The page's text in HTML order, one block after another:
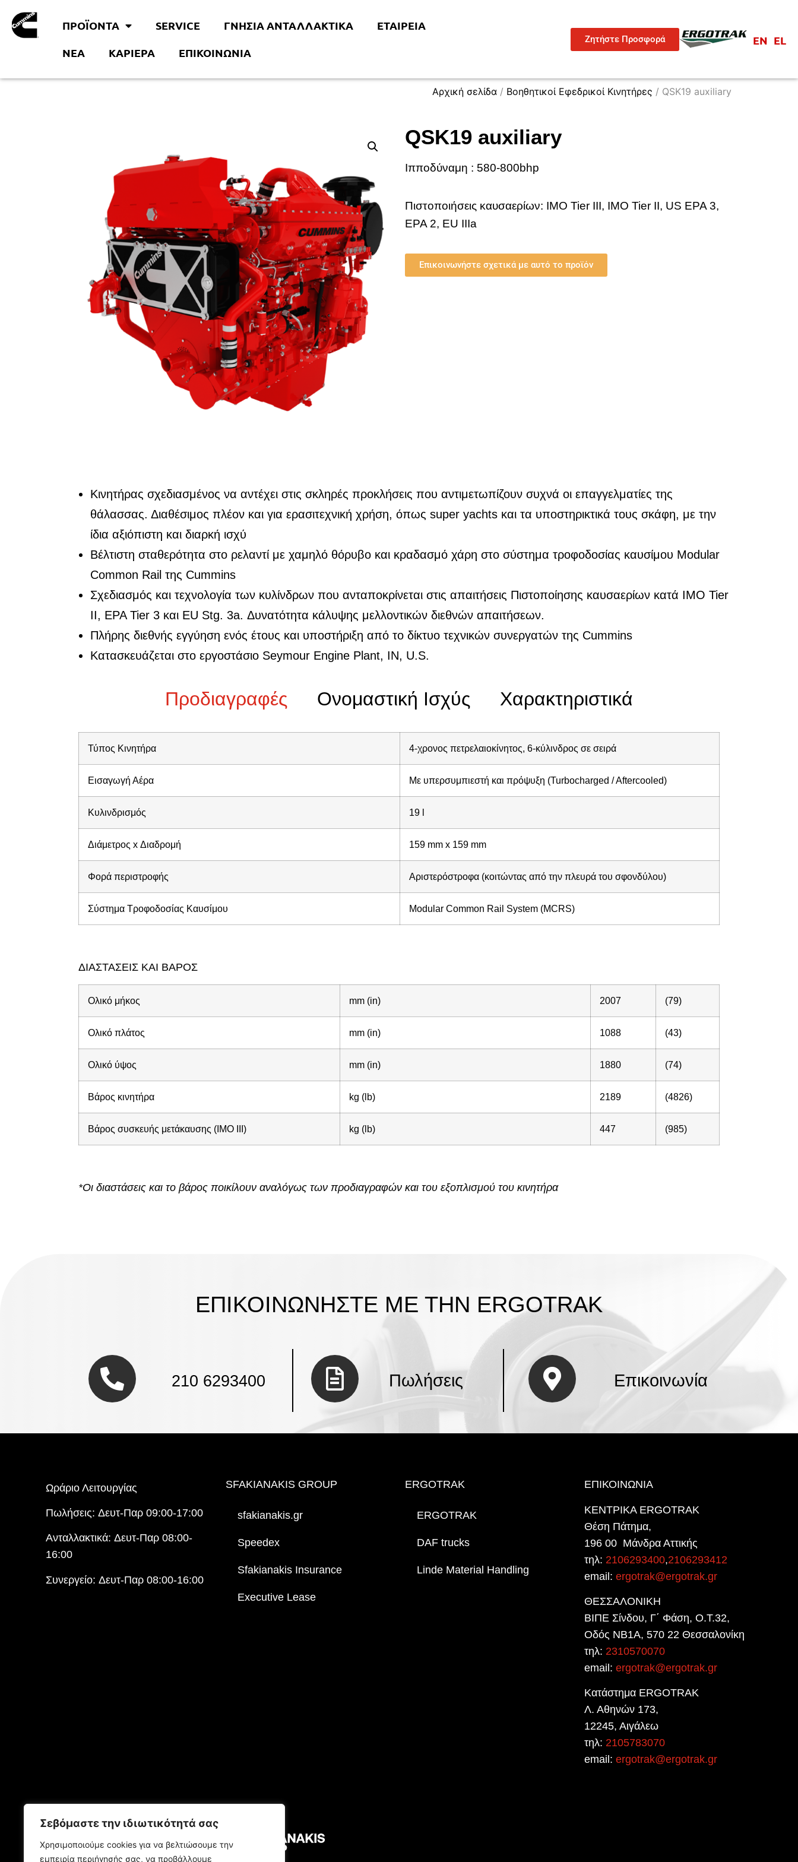
Σεβόμαστε την ιδιωτικότητά σας
Χρησιμοποιούμε cookies για να βελτιώσουμε την
εμπειρία περιήγησής σας, να προβάλλουμε
ΠΡΟΪΟΝΤΑ SERVICE ΓΝΉΣΙΑ ΑΝΤΑΛΛΑΚΤΙΚΆ
ΕΤΑΙΡΕΊΑ
ΝΈΑ
KΑΡΙΈΡΑ ΕΠΙΚΟΙΝΩΝΊΑ
Ζητήστε Προσφορά EN EL
Αρχική σελίδα / Βοηθητικοί Εφεδρικοί Κινητήρες / QSK19 auxiliary
QSK19 auxiliary
Ιπποδύναμη : 580-800bhp
Πιστοποιήσεις καυσαερίων: IMO Tier III, IMO Tier II, US EPA 3,
EPA 2, EU IIIa
Επικοινωνήστε σχετικά με αυτό το προϊόν
Κινητήρας σχεδιασμένος να αντέχει στις σκληρές προκλήσεις που αντιμετωπίζουν συχνά οι επαγγελματίες της
θάλασσας. Διαθέσιμος πλέον και για ερασιτεχνική χρήση, όπως super yachts και τα υποστηρικτικά τους σκάφη, με την
ίδια αξιόπιστη και διαρκή ισχύ
Βέλτιστη σταθερότητα στo ρελαντί με χαμηλό θόρυβο και κραδασμό χάρη στο σύστημα τροφοδοσίας καυσίμου Modular
Common Rail της Cummins
Σχεδιασμός και τεχνολογία των κυλίνδρων που ανταποκρίνεται στις απαιτήσεις Πιστοποίησης καυσαερίων κατά IMO Tier
II, EPA Tier 3 και EU Stg. 3a. Δυνατότητα κάλυψης μελλοντικών διεθνών απαιτήσεων.
Πλήρης διεθνής εγγύηση ενός έτους και υποστήριξη από το δίκτυο τεχνικών συνεργατών της Cummins
Κατασκευάζεται στο εργοστάσιο Seymour Engine Plant, IN, U.S.
Προδιαγραφές Ονομαστική Ισχύς Χαρακτηριστικά
Τύπος Κινητήρα 4-χρονος πετρελαιοκίνητος, 6-κύλινδρος σε σειρά
Εισαγωγή Αέρα Με υπερσυμπιεστή και πρόψυξη (Turbocharged / Aftercooled)
Κυλινδρισμός 19 l
Διάμετρος x Διαδρομή 159 mm x 159 mm
Φορά περιστροφής Αριστερόστροφα (κοιτώντας από την πλευρά του σφονδύλου)
Σύστημα Τροφοδοσίας Καυσίμου Modular Common Rail System (MCRS)
ΔΙΑΣΤΑΣΕΙΣ ΚΑΙ ΒΑΡΟΣ
Ολικό μήκος mm (in) 2007 (79)
Ολικό πλάτος mm (in) 1088 (43)
Ολικό ύψος mm (in) 1880 (74)
Βάρος κινητήρα kg (lb) 2189 (4826)
Βάρος συσκευής μετάκαυσης (IMO III) kg (lb) 447 (985)
*Οι διαστάσεις και το βάρος ποικίλουν αναλόγως των προδιαγραφών και του εξοπλισμού του κινητήρα
ΕΠΙΚΟΙΝΩΝΗΣΤΕ ΜΕ ΤΗΝ ERGOTRAK
210 6293400 Πωλήσεις Επικοινωνία
Ωράριο Λειτουργίας
Πωλήσεις:Δευτ-Παρ 09:00-17:00
Ανταλλακτικά:Δευτ-Παρ 08:00-
16:00
Συνεργείο:Δευτ-Παρ 08:00-16:00
SFAKIANAKIS GROUP
sfakianakis.gr
Speedex
Sfakianakis Insurance
Executive Lease
ERGOTRAK
ERGOTRAK
DAF trucks
Linde Material Handling
ΕΠΙΚΟΙΝΩΝΙΑ
ΚΕΝΤΡΙΚΑ ERGOTRAK
Θέση Πάτημα,
196 00 Μάνδρα Αττικής
τηλ: 2106293400,2106293412
email:ergotrak@ergotrak.gr
ΘΕΣΣΑΛΟΝΙΚΗ
ΒΙΠΕ Σίνδου, Γ΄ Φάση, Ο.Τ.32,
Οδός ΝΒ1Α, 570 22 Θεσσαλονίκη
τηλ: 2310570070
email:ergotrak@ergotrak.gr
Κατάστημα ERGOTRAK
Λ. Αθηνών 173,
12245, Αιγάλεω
τηλ: 2105783070
email:ergotrak@ergotrak.gr